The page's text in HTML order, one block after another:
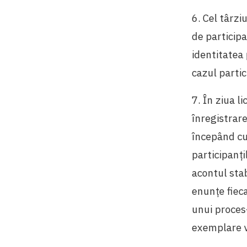
6. Cel
de
identitatea
cazul
7. În ziua
începând
acontul
enunțe
unui
exemplare